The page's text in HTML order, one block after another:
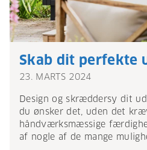
Skab dit perfekte
23. MARTS 2024
Design og skræddersy dit
du ønsker det, uden det
håndværksmæssige
af nogle af de mange